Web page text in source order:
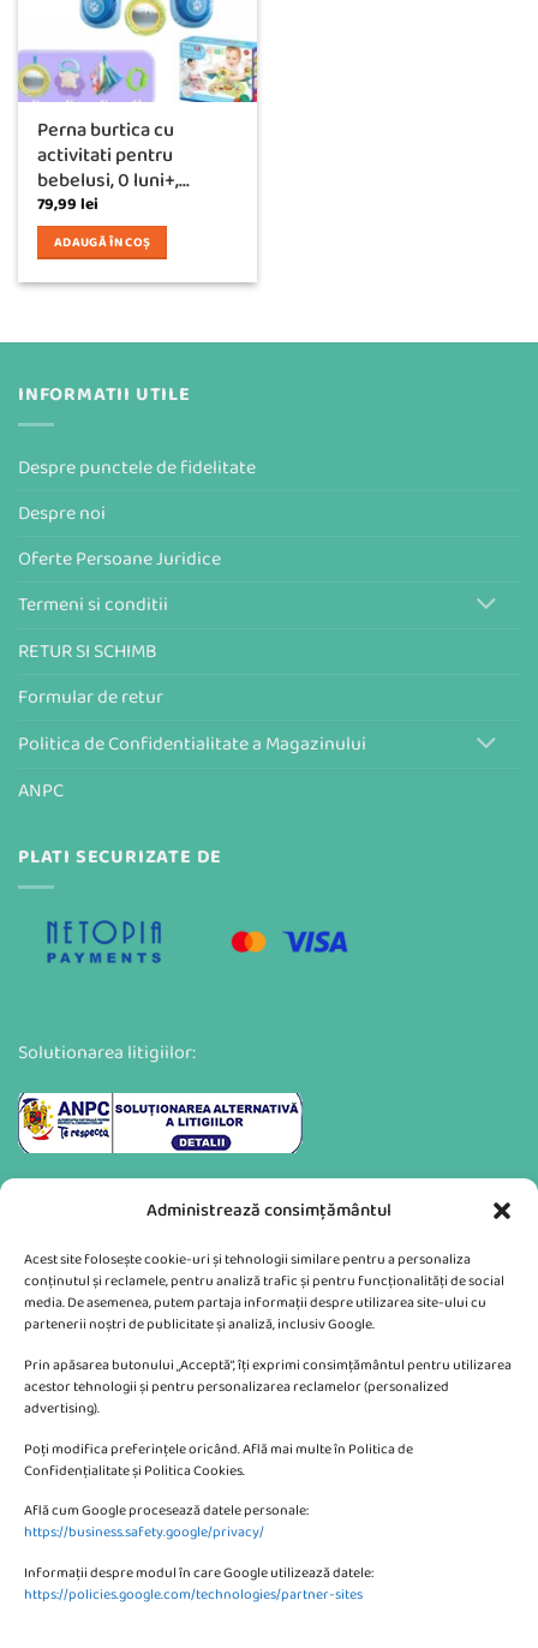
Administrează consimțământul
Acest site folosește cookie-uri și tehnologii similare pentru a personaliza
conținutul și reclamele, pentru analiză trafic și pentru funcționalități de social
media. De asemenea, putem partaja informații despre utilizarea site-ului cu
partenerii noștri de publicitate și analiză, inclusiv Google.
Prin apăsarea butonului „Acceptă”, îți exprimi consimțământul pentru utilizarea
acestor tehnologii și pentru personalizarea reclamelor (personalized
advertising).
Poți modifica preferințele oricând. Află mai multe în Politica de
Confidențialitate și Politica Cookies.
Află cum Google procesează datele personale:
https://business.safety.google/privacy/
Informații despre modul în care Google utilizează datele:
https://policies.google.com/technologies/partner-sites
Perna burtica cu
activitati pentru
bebelusi, 0 luni+,...
79,99lei
ADAUGĂ ÎN COȘ
INFORMATII UTILE
Despre punctele de fidelitate
Despre noi
Oferte Persoane Juridice
Termeni si conditii
RETUR SI SCHIMB
Formular de retur
Politica de Confidentialitate a Magazinului
ANPC
PLATI SECURIZATE DE
Solutionarea litigiilor:
Va putem sprijini si prin:
CONTACTEAZA-NE
SC KMBE Web Digital SRL